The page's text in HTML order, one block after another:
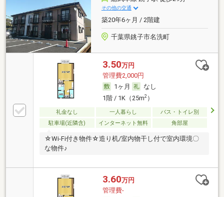
その他の交通
築20年6ヶ月 / 2階建
千葉県銚子市名洗町
3.50万円
管理費2,000円
1ヶ月
なし
1階 / 1K（25m2）
礼金なし 一人暮らし
バス・トイレ別
駐車場(近隣含)
インターネット無料 角部屋
☆Wi-Fi付き物件☆造り机/室内物干し付で室内環境〇
な物件♪
3.60万円
管理費-